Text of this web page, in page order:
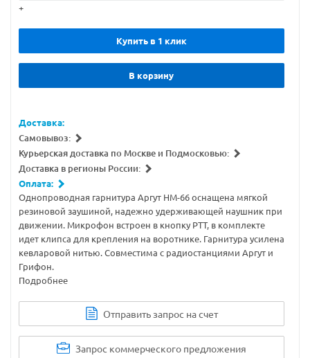
+
Купить в 1 клик
В корзину
Доставка:
Самовывоз:
Курьерская доставка по Москве и Подмосковью:
Доставка в регионы России:
Оплата:
Однопроводная гарнитура Аргут HM-66 оснащена мягкой
резиновой заушиной, надежно удерживающей наушник при
движении. Микрофон встроен в кнопку PTT, в комплекте
идет клипса для крепления на воротнике. Гарнитура усилена
кевларовой нитью. Совместима с радиостанциями Аргут и
Грифон.
Подробнее
Отправить запрос на счет
Запрос коммерческого предложения